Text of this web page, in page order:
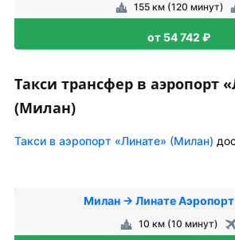
155 км (120 минут)
от 54 742 ₽
Такси трансфер в аэропорт
(Милан)
Такси в аэропорт «Линате» (Милан)
Милан → Линате
10 км (10 минут)